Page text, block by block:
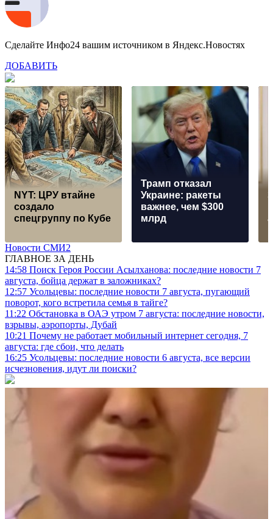
Сделайте Инфо24 вашим источником в Яндекс.Новостях
ДОБАВИТЬ
NYT: ЦРУ втайне
создало
спецгруппу по Кубе
Трамп отказал
Украине: ракеты
важнее, чем $300
млрд
Новости СМИ2
ГЛАВНОЕ ЗА ДЕНЬ
14:58 Поиск Героя России Асылханова: последние новости 7
августа, бойца держат в заложниках?
12:57 Усольцевы: последние новости 7 августа, пугающий
поворот, кого встретила семья в тайге?
11:22 Обстановка в ОАЭ утром 7 августа: последние новости,
взрывы, аэропорты, Дубай
10:21 Почему не работает мобильный интернет сегодня, 7
августа: где сбои, что делать
16:25 Усольцевы: последние новости 6 августа, все версии
исчезновения, идут ли поиски?